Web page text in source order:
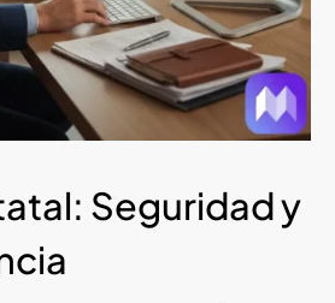
Seguridad y